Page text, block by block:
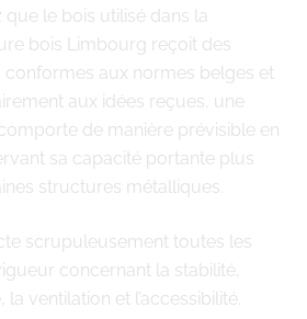
le bois utilisé dans la
bois Limbourg reçoit des
conformes aux normes belges et
aux idées reçues, une
de manière prévisible en
sa capacité portante plus
structures métalliques.
scrupuleusement toutes les
concernant la stabilité,
la ventilation et l’accessibilité.